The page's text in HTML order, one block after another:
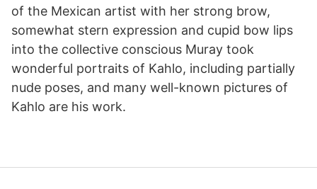
of the Mexican artist with her strong brow,
somewhat stern expression and cupid bow lips
into the collective conscious Muray took
wonderful portraits of Kahlo, including partially
nude poses, and many well-known pictures of
Kahlo are his work.